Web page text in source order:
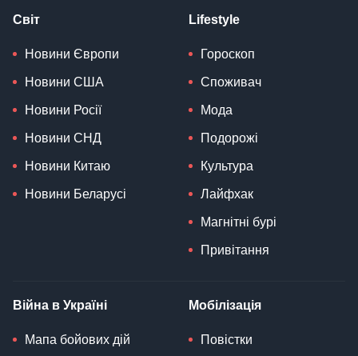
Світ
Новини Європи
Новини США
Новини Росії
Новини СНД
Новини Китаю
Новини Беларусі
Lifestyle
Гороскоп
Споживач
Мода
Подорожі
Культура
Лайфхак
Магнітні бурі
Привітання
Війна в Україні
Мапа бойових дій
Мобілізація
Повістки